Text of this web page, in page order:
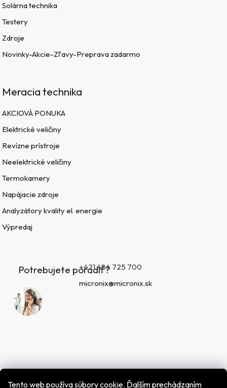
Tento web používa súbory cookie. Ďalším prechádzaním
Solárna technika
Testery
Zdroje
Novinky-Akcie-Zľavy-Preprava zadarmo
Meracia technika
AKCIOVÁ PONUKA
Elektrické veličiny
Revízne prístroje
Neelektrické veličiny
Termokamery
Napájacie zdroje
Analyzátory kvality el. energie
Výpredaj
Potrebujete poradiť?+421 484 725 700
micronix@micronix.sk